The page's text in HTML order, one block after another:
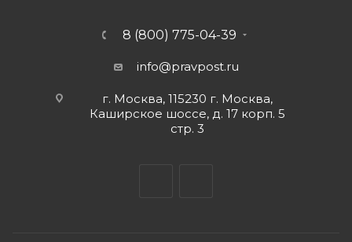
8 (800) 775-04-39
info@pravpost.ru
г. Москва, 115230 г. Москва,
Каширское шоссе, д. 17 корп. 5
стр. 3